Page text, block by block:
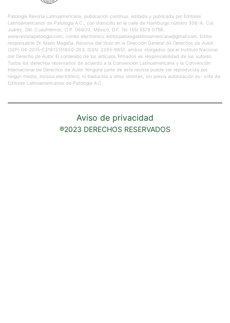
Patología Revista Latinoamericana, publicación continua, editada y publicada por Editores
Latinoamericanos de Patología A.C., con domicilio en la calle de Hamburgo número 306-A, Col.
Juárez, Del. Cuauhtémoc, C.P. 06600, México, D.F. Tel. (55) 5578 0758,
www.revistapatologia.com, correo electrónico: editor.patologialatinoamericana@gmail.com. Editor
responsable: Dr. Mario Magaña. Reserva del título en la Dirección General de Derechos de Autor
(SEP) 04-2015-031913151800-203. ISSN: 2395-9851, ambos otorgados por el Instituto Nacional
del Derecho de Autor. El contenido de los artículos firmados es responsabilidad de los autores.
Todos los derechos reservados de acuerdo a la Convención Latinoamericana y la Convención
Internacional de Derechos de Autor. Ninguna parte de esta revista puede ser reproducida por
ningún medio, incluso electrónico, ni traducida a otros idiomas, sin previa autorización es- crita de
Editores Latinoamericanos de Patología A.C.
Aviso de privacidad
®2023 DERECHOS RESERVADOS